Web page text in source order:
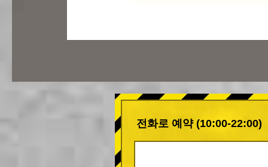
전화로 예약 (10:00-22:00)